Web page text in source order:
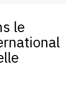
le